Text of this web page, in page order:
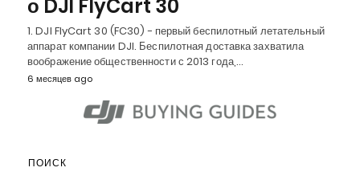
о DJI FlyCart 30
1. DJI FlyCart 30 (FC30) - первый беспилотный летательный
аппарат компании DJI. Беспилотная доставка захватила
воображение общественности с 2013 года,…
6 месяцев ago
ПОИСК